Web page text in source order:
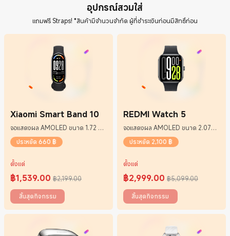
อุปกรณ์สวมใส่
แถมฟรี Straps! *สินค้ามีจำนวนจำกัด ผู้ที่ชำระเงินก่อนมีสิทธิ์ก่อน
Xiaomi Smart Band 10
จอแสดงผล AMOLED ขนาด 1.72 นิ้ว
พร้อมขอบจอที่บางขึ้น
ประหยัด 660 ฿
ตั้งแต่
฿1,539.00
Current Price ฿1539
฿2,199.00
ราคาโปรโมชั่น ฿2,199.00
สิ้นสุดกิจกรรม
REDMI Watch 5
จอแสดงผล AMOLED ขนาด 2.07
นิ้ว ขอบบางเฉียบ
ประหยัด 2,100 ฿
ตั้งแต่
฿2,999.00
Current Price ฿2999
฿5,099.00
ราคาโปรโมชั่น ฿5,099.00
สิ้นสุดกิจกรรม